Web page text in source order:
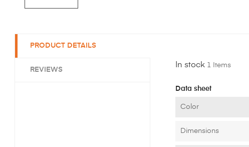
PRODUCT DETAILS
REVIEWS
In stock 1 Items
Data sheet
Color
Dimensions